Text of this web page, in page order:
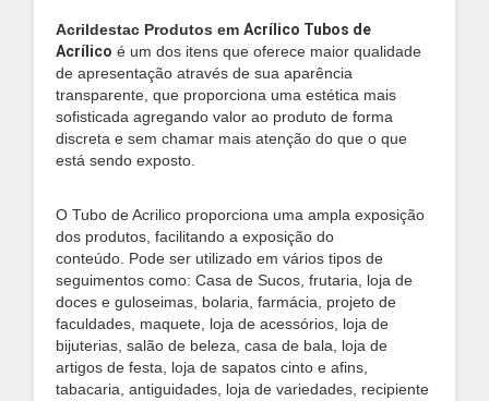
Acrildestac Produtos em Acrílico Tubos de
Acrílico é um dos itens que oferece maior qualidade
de apresentação através de sua aparência
transparente, que proporciona uma estética mais
sofisticada agregando valor ao produto de forma
discreta e sem chamar mais atenção do que o que
está sendo exposto.
O Tubo de Acrilico proporciona uma ampla exposição
dos produtos, facilitando a exposição do
conteúdo. Pode ser utilizado em vários tipos de
seguimentos como: Casa de Sucos, frutaria, loja de
doces e guloseimas, bolaria, farmácia, projeto de
faculdades, maquete, loja de acessórios, loja de
bijuterias, salão de beleza, casa de bala, loja de
artigos de festa, loja de sapatos cinto e afins,
tabacaria, antiguidades, loja de variedades, recipiente